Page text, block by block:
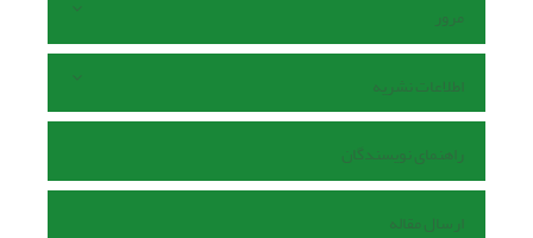
مرور
اطلاعات نشریه
راهنمای نویسندگان
ارسال مقاله